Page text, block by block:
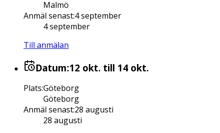
Malmö
Anmäl senast:4 september
4 september
Till anmälan
Datum:12 okt. till 14 okt.
Plats:Göteborg
Göteborg
Anmäl senast:28 augusti
28 augusti